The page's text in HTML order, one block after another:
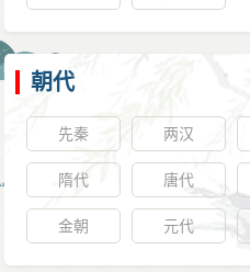
朝代
先秦 两汉
隋代 唐代
金朝 元代